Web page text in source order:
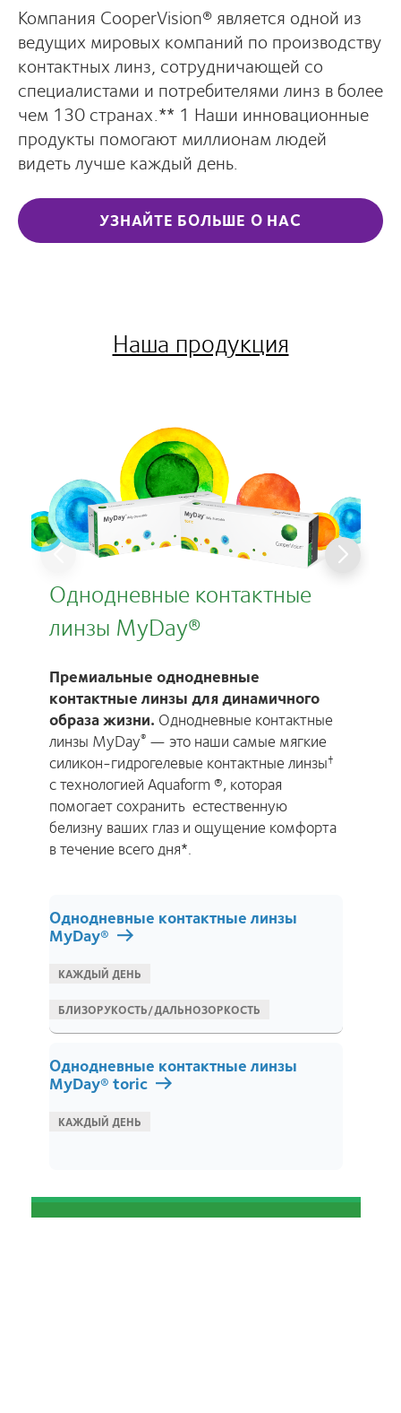
Компания CooperVision® является одной из
ведущих мировых компаний по производству
контактных линз, сотрудничающей со
специалистами и потребителями линз в более
чем 130 странах.** 1 Наши инновационные
продукты помогают миллионам людей
видеть лучше каждый день.
УЗНАЙТЕ БОЛЬШЕ О НАС
Наша продукция
Однодневные контактные
линзы MyDay®
Премиальные однодневные
контактные линзы для динамичного
образа жизни. Однодневные контактные
линзы MyDay® — это наши самые мягкие
силикон-гидрогелевые контактные линзы†
с технологией Aquaform ®, которая
помогает сохранить естественную
белизну ваших глаз и ощущение комфорта
в течение всего дня*.
Однодневные контактные линзы
MyDay®
КАЖДЫЙ ДЕНЬ
БЛИЗОРУКОСТЬ/ДАЛЬНОЗОРКОСТЬ
Однодневные контактные линзы
MyDay® toric
КАЖДЫЙ ДЕНЬ